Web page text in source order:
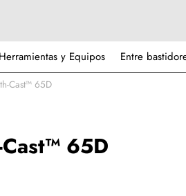
Herramientas y Equipos Entre
Cast™ 65D
65D